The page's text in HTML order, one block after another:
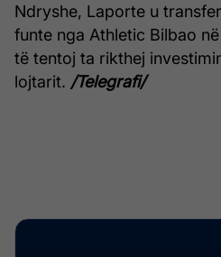
Ndryshe, Laporte u
funte nga Athletic Bilbao
të tentoj ta rikthej
lojtarit. /Telegrafi/